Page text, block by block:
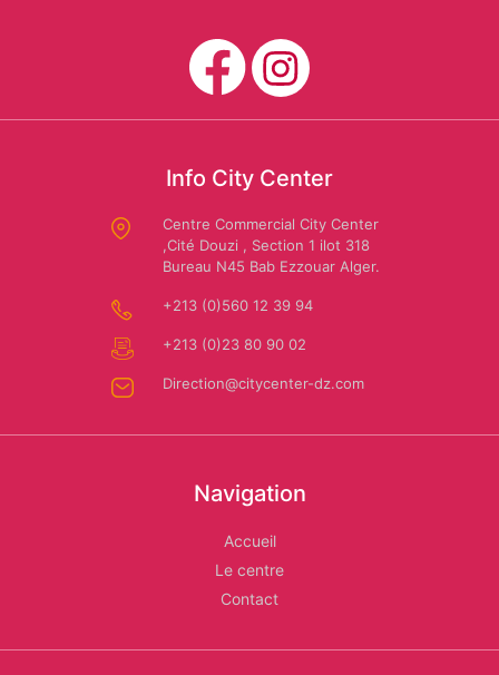
voiture
Autochrono
Info City Center
Centre Commercial City Center
,Cité Douzi , Section 1 ilot 318
Bureau N45 Bab Ezzouar Alger.
+213 (0)560 12 39 94
+213 (0)23 80 90 02
Direction@citycenter-dz.com
Navigation
Accueil
Le centre
Contact